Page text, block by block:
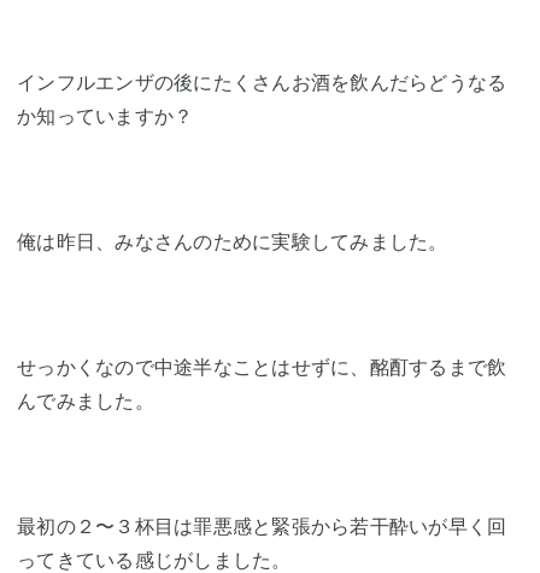
インフルエンザの後にたくさんお酒を飲んだらどうなる
か知っていますか？
俺は昨日、みなさんのために実験してみました。
せっかくなので中途半なことはせずに、酩酊するまで飲
んでみました。
最初の２〜３杯目は罪悪感と緊張から若干酔いが早く回
ってきている感じがしました。